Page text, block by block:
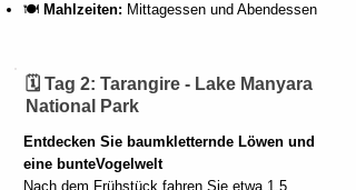
🍽️ Mahlzeiten: Mittagessen und Abendessen
🗓️ Tag 2: Tarangire - Lake Manyara
National Park
Entdecken Sie baumkletternde Löwen und
eine bunteVogelwelt
Nach dem Frühstück fahren Sie etwa 1,5